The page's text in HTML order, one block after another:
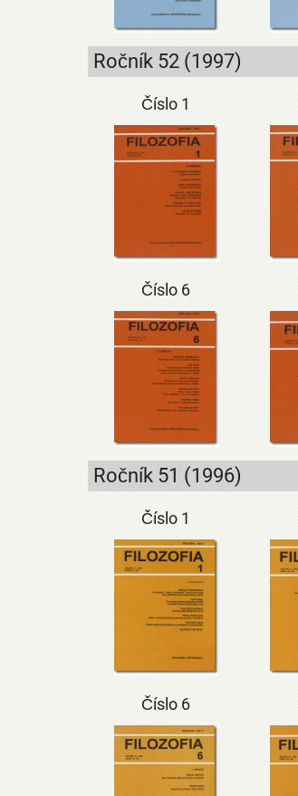
Ročník 52 (1997)
Číslo 1
Číslo 6
Ročník 51 (1996)
Číslo 1
Číslo 6